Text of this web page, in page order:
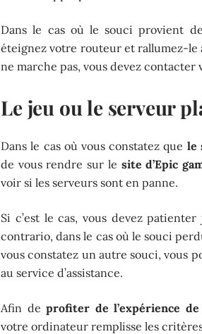
Dans le cas où le souci provient
éteignez votre routeur et rallumez-le
ne marche pas, vous devez
Le jeu ou le serveur
Dans le cas où vous constatez que le
de vous rendre sur le site d’Epic
voir si les serveurs sont en panne.
Si c’est le cas, vous devez
contrario, dans le cas où le souci
vous constatez un autre souci, vous
au service d’assistance.
Afin deprofiter de l’expérience
votre ordinateur remplisse les